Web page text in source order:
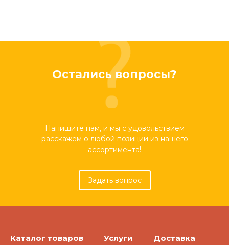
Остались вопросы?
Напишите нам, и мы с удовольствием
расскажем о любой позиции из нашего
ассортимента!
Задать вопрос
Каталог товаров Услуги Доставка